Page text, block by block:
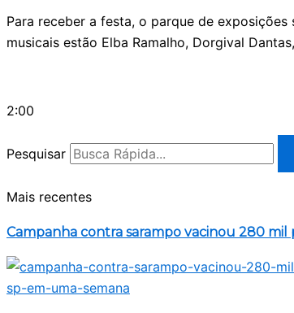
Para receber a festa, o parque de
musicais estão Elba Ramalho, Dorgival
2:00
Pesquisar
Mais recentes
Campanha contra sarampo vacinou 280 mil